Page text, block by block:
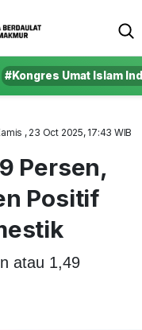
#Kongres Umat Islam
, 23 Oct 2025, 17:43 WIB
Persen,
Positif
atau 1,49